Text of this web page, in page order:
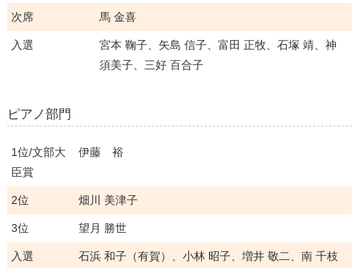
次席 馬 金喜
入選
宮本 鞠子、矢島 信子、富田 正牧、石塚 靖、神
須美子、三好 百合子
ピアノ部門
1位/文部大
臣賞
伊藤 裕
2位 畑川 美津子
3位 望月 勝世
入選
石浜 和子（有賀）、小林 昭子、増井 敬二、南 千枝